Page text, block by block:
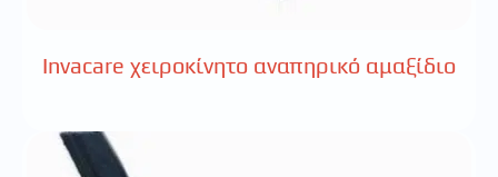
Invacare χειροκίνητο αναπηρικό αμαξίδιο